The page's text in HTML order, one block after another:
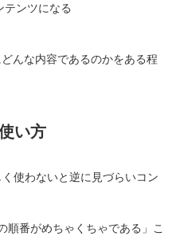
テンツになる
んな内容であるのかをある程
い方
使わないと逆に見づらいコン
順番がめちゃくちゃである」こ